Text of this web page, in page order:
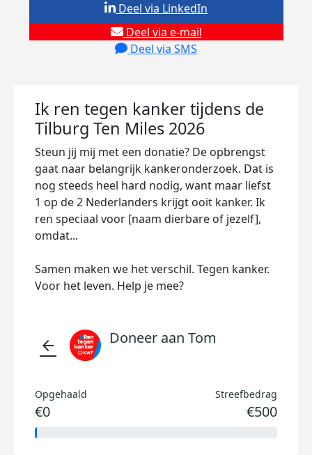
Deel via e-mail
Deel via SMS
Deel via LinkedIn
Ik ren tegen kanker tijdens de
Tilburg Ten Miles 2026
Steun jij mij met een donatie? De opbrengst
gaat naar belangrijk kankeronderzoek. Dat is
nog steeds heel hard nodig, want maar liefst
1 op de 2 Nederlanders krijgt ooit kanker. Ik
ren speciaal voor [naam dierbare of jezelf],
omdat...
Samen maken we het verschil. Tegen kanker.
Voor het leven. Help je mee?
arrow_back Doneer aan Tom
Opgehaald
€0
Streefbedrag
€500